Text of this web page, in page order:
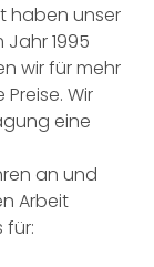
haben unser
1995
wir für mehr
Wir
eine
an und
Arbeit
für: